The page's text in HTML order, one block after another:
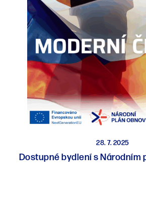
28. 7. 2025
Dostupné bydlení s Národním